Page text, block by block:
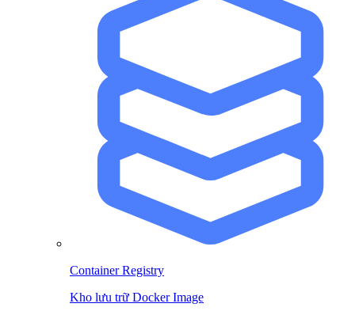
Container Registry
Kho lưu trữ Docker Image